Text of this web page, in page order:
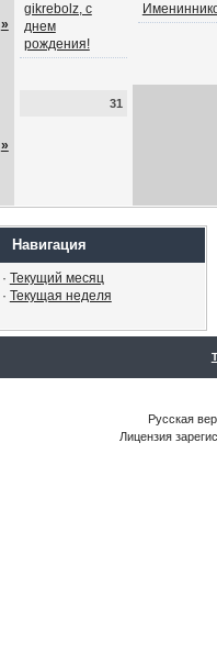
»
gikrebolz, с
днем
рождения!
»
31
Навигация
· Текущий месяц
· Текущая неделя
Русская
Лицензия